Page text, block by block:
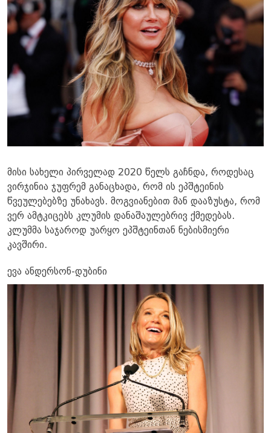
მისი სახელი პირველად 2020 წელს გაჩნდა, როდესაც
ვირჯინია ჯუფრემ განაცხადა, რომ ის ეპშტეინის
წვეულებებზე უნახავს. მოგვიანებით მან დააზუსტა, რომ
ვერ ამტკიცებს კლუმის დანაშაულებრივ ქმედებას.
კლუმმა საჯაროდ უარყო ეპშტეინთან ნებისმიერი
კავშირი.
ევა ანდერსონ-დუბინი